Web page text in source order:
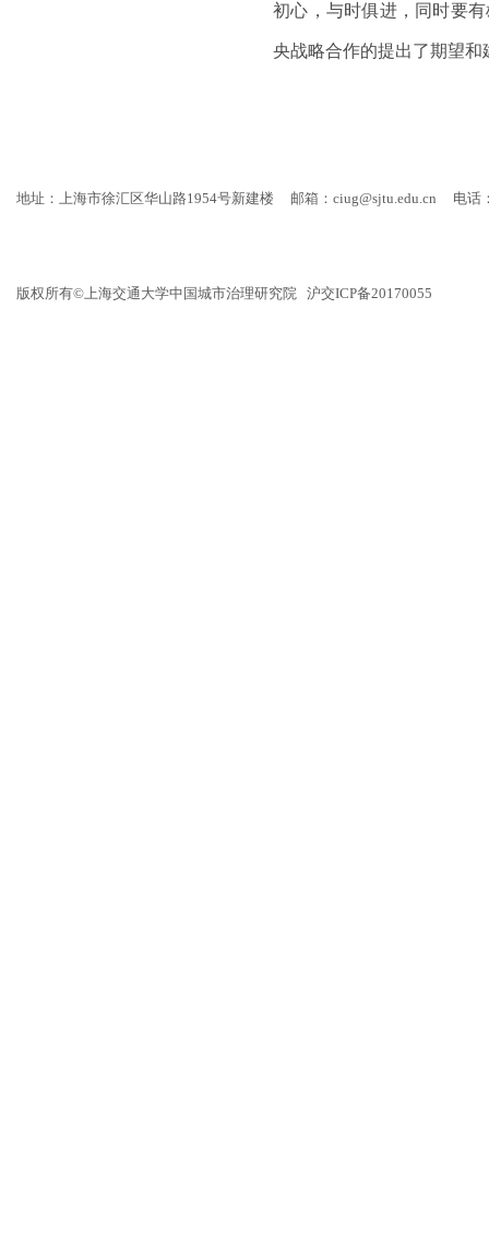
初心，与时俱进，同时要
央战略合作的提出了期望和
地址：上海市徐汇区华山路1954号新建楼 邮箱：ciug@sjtu.edu.cn 电话
版权所有©上海交通大学中国城市治理研究院 沪交ICP备20170055